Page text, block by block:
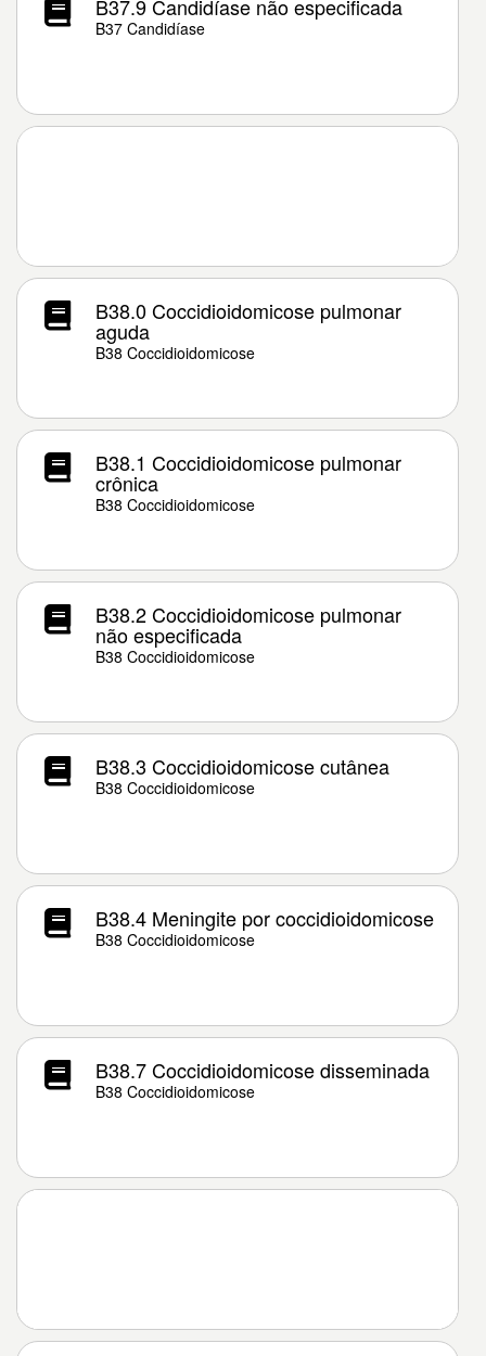
B37.9 Candidíase não especificada
B37 Candidíase
B38.0 Coccidioidomicose pulmonar
aguda
B38 Coccidioidomicose
B38.1 Coccidioidomicose pulmonar
crônica
B38 Coccidioidomicose
B38.2 Coccidioidomicose pulmonar
não especificada
B38 Coccidioidomicose
B38.3 Coccidioidomicose cutânea
B38 Coccidioidomicose
B38.4 Meningite por coccidioidomicose
B38 Coccidioidomicose
B38.7 Coccidioidomicose disseminada
B38 Coccidioidomicose